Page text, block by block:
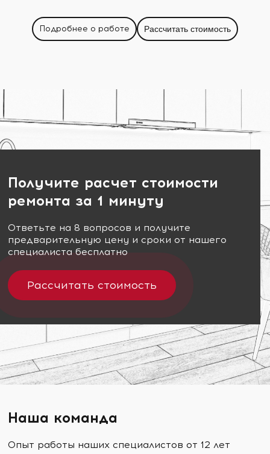
Подробнее о работе Рассчитать стоимость
Получите расчет стоимости
ремонта за 1 минуту
Ответьте на 8 вопросов и получите
предварительную цену и сроки от нашего
специалиста бесплатно
Рассчитать стоимость
Наша команда
Опыт работы наших специалистов от 12 лет